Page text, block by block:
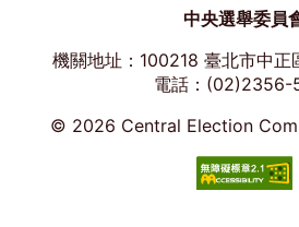
中央選舉委員
機關地址：100218 臺北市中正
電話：(02)2356-
© 2026 Central Election